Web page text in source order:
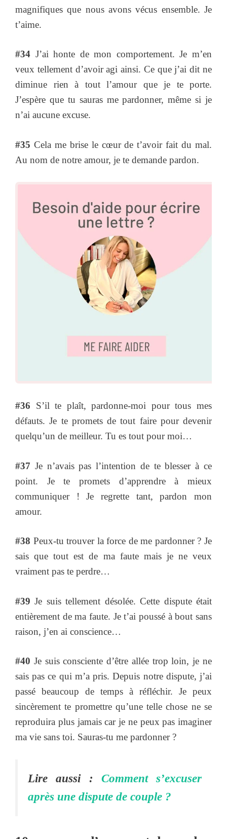
magnifiques que nous avons vécus ensemble. Je
t’aime.
#34 J’ai honte de mon comportement. Je m’en
veux tellement d’avoir agi ainsi. Ce que j’ai dit ne
diminue rien à tout l’amour que je te porte.
J’espère que tu sauras me pardonner, même si je
n’ai aucune excuse.
#35 Cela me brise le cœur de t’avoir fait du mal.
Au nom de notre amour, je te demande pardon.
#36 S’il te plaît, pardonne-moi pour tous mes
défauts. Je te promets de tout faire pour devenir
quelqu’un de meilleur. Tu es tout pour moi…
#37 Je n’avais pas l’intention de te blesser à ce
point. Je te promets d’apprendre à mieux
communiquer ! Je regrette tant, pardon mon
amour.
#38 Peux-tu trouver la force de me pardonner ? Je
sais que tout est de ma faute mais je ne veux
vraiment pas te perdre…
#39 Je suis tellement désolée. Cette dispute était
entièrement de ma faute. Je t’ai poussé à bout sans
raison, j’en ai conscience…
#40 Je suis consciente d’être allée trop loin, je ne
sais pas ce qui m’a pris. Depuis notre dispute, j’ai
passé beaucoup de temps à réfléchir. Je peux
sincèrement te promettre qu’une telle chose ne se
reproduira plus jamais car je ne peux pas imaginer
ma vie sans toi. Sauras-tu me pardonner ?
Lire aussi : Comment s’excuser
après une dispute de couple ?